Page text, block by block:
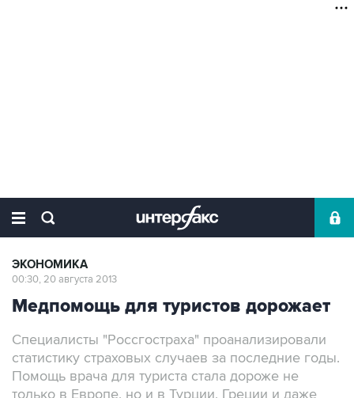
ЭКОНОМИКА
00:30, 20 августа 2013
Медпомощь для туристов дорожает
Специалисты "Россгостраха" проанализировали
статистику страховых случаев за последние годы.
Помощь врача для туриста стала дороже не
только в Европе, но и в Турции, Греции и даже